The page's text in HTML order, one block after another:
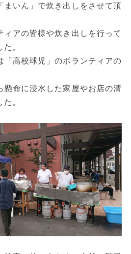
まいん」で炊き出しをさせて頂
ィアの皆様や炊き出しを行って
。
「高校球児」のボランティアの
懸命に浸水した家屋やお店の清
。